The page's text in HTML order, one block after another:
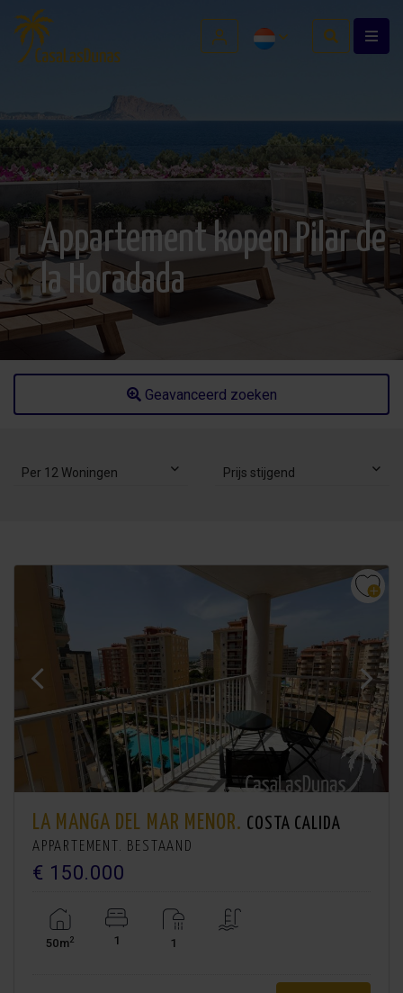
Appartement kopen Pilar de
la Horadada
Geavanceerd zoeken
Per 12 Woningen Prijs stijgend
LA MANGA DEL MAR MENOR. COSTA CALIDA
APPARTEMENT. BESTAAND
€ 150.000
50m2 1 1